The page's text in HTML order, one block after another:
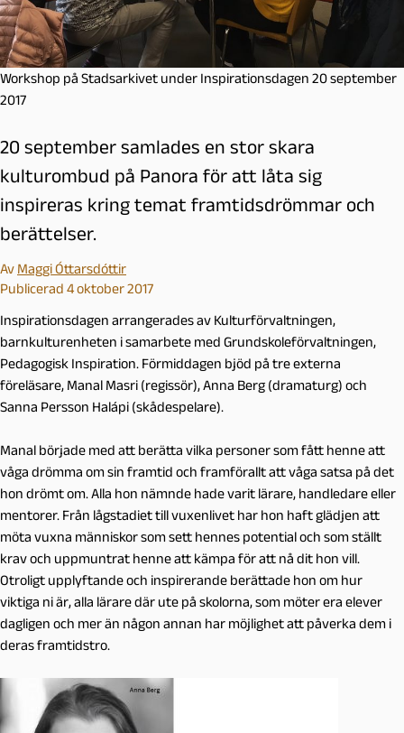
Workshop på Stadsarkivet under Inspirationsdagen 20 september
2017
20 september samlades en stor skara
kulturombud på Panora för att låta sig
inspireras kring temat framtidsdrömmar och
berättelser.
Av Maggi Óttarsdóttir
Publicerad 4 oktober 2017
Inspirationsdagen arrangerades av Kulturförvaltningen,
barnkulturenheten i samarbete med Grundskoleförvaltningen,
Pedagogisk Inspiration. Förmiddagen bjöd på tre externa
föreläsare, Manal Masri (regissör), Anna Berg (dramaturg) och
Sanna Persson Halápi (skådespelare).
Manal började med att berätta vilka personer som fått henne att
våga drömma om sin framtid och framförallt att våga satsa på det
hon drömt om. Alla hon nämnde hade varit lärare, handledare eller
mentorer. Från lågstadiet till vuxenlivet har hon haft glädjen att
möta vuxna människor som sett hennes potential och som ställt
krav och uppmuntrat henne att kämpa för att nå dit hon vill.
Otroligt upplyftande och inspirerande berättade hon om hur
viktiga ni är, alla lärare där ute på skolorna, som möter era elever
dagligen och mer än någon annan har möjlighet att påverka dem i
deras framtidstro.